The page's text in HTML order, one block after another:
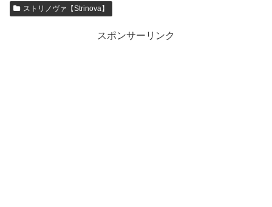
ストリノヴァ【Strinova】
スポンサーリンク